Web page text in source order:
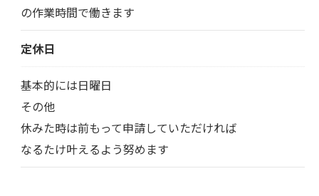
の作業時間で働きます
定休日
基本的には日曜日
その他
休みた時は前もって申請していただければ
なるたけ叶えるよう努めます